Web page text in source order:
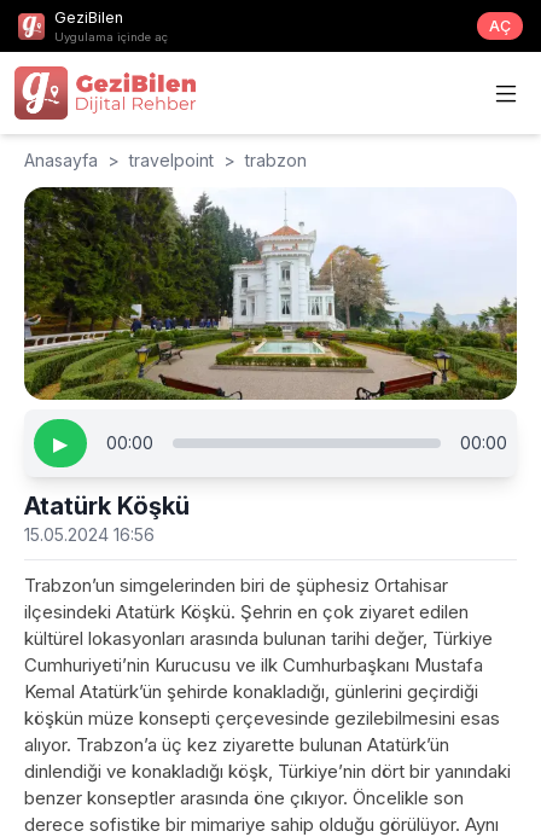
GeziBilen
Uygulama içinde aç
AÇ
Anasayfa > travelpoint > trabzon
▶ 00:00 00:00
Atatürk Köşkü
15.05.2024 16:56
Trabzon’un simgelerinden biri de şüphesiz Ortahisar
ilçesindeki Atatürk Köşkü. Şehrin en çok ziyaret edilen
kültürel lokasyonları arasında bulunan tarihi değer, Türkiye
Cumhuriyeti’nin Kurucusu ve ilk Cumhurbaşkanı Mustafa
Kemal Atatürk’ün şehirde konakladığı, günlerini geçirdiği
köşkün müze konsepti çerçevesinde gezilebilmesini esas
alıyor. Trabzon’a üç kez ziyarette bulunan Atatürk’ün
dinlendiği ve konakladığı köşk, Türkiye’nin dört bir yanındaki
benzer konseptler arasında öne çıkıyor. Öncelikle son
derece sofistike bir mimariye sahip olduğu görülüyor. Aynı